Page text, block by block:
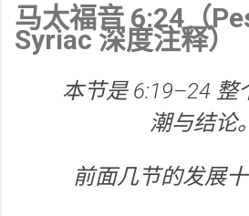
马太福音 6:24（
Syriac 深度注释）
本节是 6:19–24 整
潮与结论。
前面几节的发展十